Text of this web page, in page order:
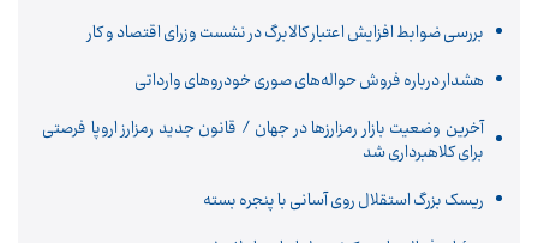
بررسی ضوابط افزایش اعتبار کالابرگ در نشست وزرای اقتصاد و کار
هشدار درباره فروش حواله‌های صوری خودروهای وارداتی
آخرین وضعیت بازار رمزارزها در جهان / قانون جدید رمزارز اروپا فرصتی
برای کلاهبرداری شد
ریسک بزرگ استقلال روی آسانی با پنجره بسته